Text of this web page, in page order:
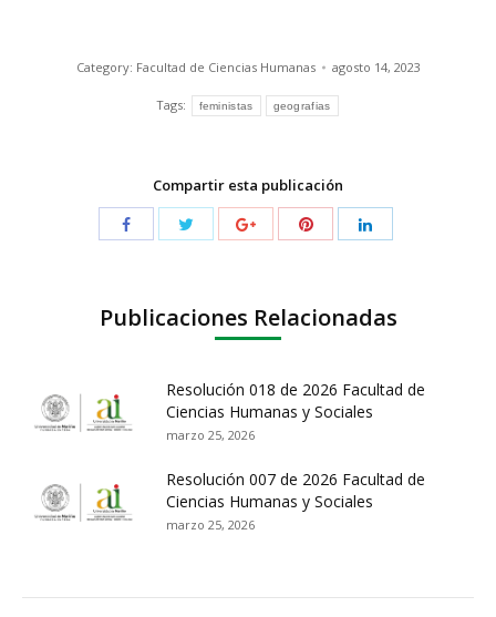
Category: Facultad de Ciencias Humanas agosto 14, 2023
Tags: feministas geografias
Compartir esta publicación
Publicaciones Relacionadas
Resolución 018 de 2026 Facultad de
Ciencias Humanas y Sociales
marzo 25, 2026
Resolución 007 de 2026 Facultad de
Ciencias Humanas y Sociales
marzo 25, 2026